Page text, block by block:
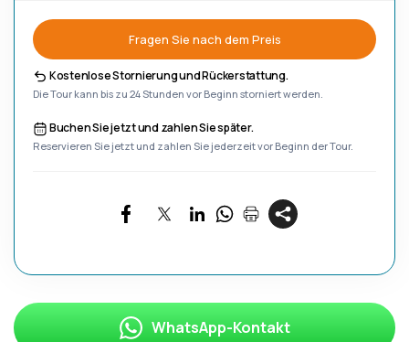
Fragen Sie nach dem Preis
Kostenlose Stornierung und Rückerstattung.
Die Tour kann bis zu 24 Stunden vor Beginn storniert werden.
Buchen Sie jetzt und zahlen Sie später.
Reservieren Sie jetzt und zahlen Sie jederzeit vor Beginn der Tour.
WhatsApp-Kontakt